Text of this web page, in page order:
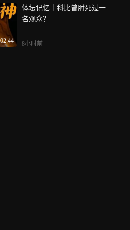
02:44
体坛记忆｜科比曾肘死过一
名观众？
8小时前